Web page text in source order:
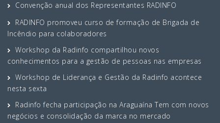
Convenção anual dos Representantes RADINFO
RADINFO promoveu curso de formação de Brigada de
Incêndio para colaboradores
Workshop da Radinfo compartilhou novos
conhecimentos para a gestão de pessoas nas empresas
Workshop de Liderança e Gestão da Radinfo acontece
nesta sexta
Radinfo fecha participação na Araguaína Tem com novos
negócios e consolidação da marca no mercado